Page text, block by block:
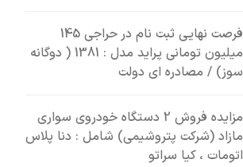
فرصت نهایی ثبت نام در حراجی 145
میلیون تومانی پراید مدل : 1381 ( دوگانه
سوز) / مصادره ای دولت
مزایده فروش 2 دستگاه خودروی سواری
مازاد (شرکت پتروشیمی) شامل : دنا پلاس
اتومات ، کیا سراتو